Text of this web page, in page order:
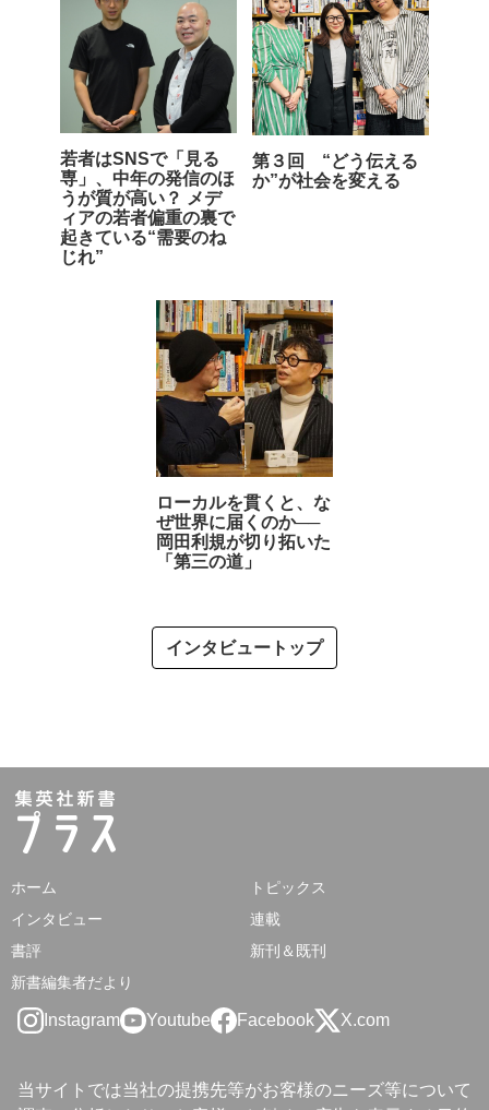
若者はSNSで「見る
専」、中年の発信のほ
うが質が高い？ メデ
ィアの若者偏重の裏で
起きている“需要のね
じれ”
第３回 “どう伝える
か”が社会を変える
ローカルを貫くと、な
ぜ世界に届くのか──
岡田利規が切り拓いた
「第三の道」
インタビュートップ
ホーム
トピックス
インタビュー
連載
書評
新刊＆既刊
新書編集者だより
Instagram Youtube Facebook X.com
当サイトでは当社の提携先等がお客様のニーズ等について